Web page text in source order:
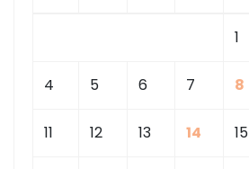
1
4 5 6 7 8
11 12 13 14 15